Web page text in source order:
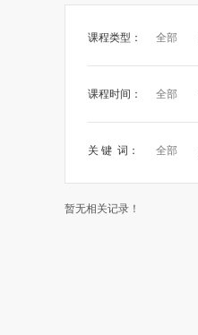
课程类型： 全部
课程时间： 全部
关 键 词： 全部
暂无相关记录！